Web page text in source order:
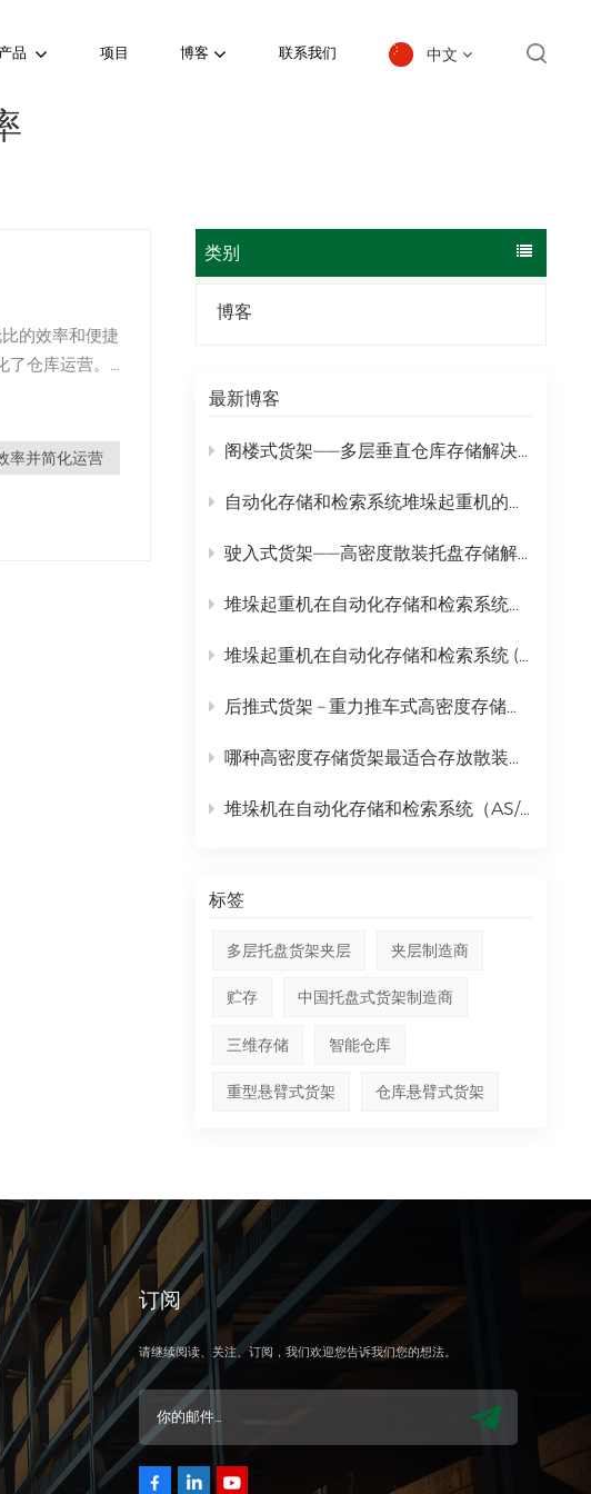
产品 项目 博客 联系我们 中文
العربية
português
中文
русский
类别
博客
最新博客
阁楼式货架——多层垂直仓库存储解决方案
自动化存储和检索系统堆垛起重机的完整日常维护计划
驶入式货架——高密度散装托盘存储解决方案
堆垛起重机在自动化存储和检索系统（AS/RS）中的全面应用
堆垛起重机在自动化存储和检索系统 (AS/RS) 中的作用及全面成本分析
后推式货架 – 重力推车式高密度存储解决方案
哪种高密度存储货架最适合存放散装托盘货物？ | 金摩尔驶入式货架
堆垛机在自动化存储和检索系统（AS/RS）中的作用分析
标签
多层托盘货架夹层 夹层制造商
贮存 中国托盘式货架制造商
三维存储 智能仓库
重型悬臂式货架 仓库悬臂式货架
的效率和便捷
仓库运营。
作场所的安
率并简化运营
订阅
请继续阅读、关注、订阅，我们欢迎您告诉我们您的想法。